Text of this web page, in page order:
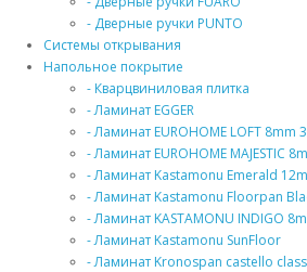
- Дверные ручки PUNTO
Системы открывания
Напольное покрытие
- Кварцвиниловая плитка
- Ламинат EGGER
- Ламинат EUROHOME LOFT 8mm
- Ламинат EUROHOME MAJESTIC
- Ламинат Kastamonu Emerald
- Ламинат Kastamonu Floorpan
- Ламинат KASTAMONU INDIGO
- Ламинат Kastamonu SunFloor
- Ламинат Kronospan castello